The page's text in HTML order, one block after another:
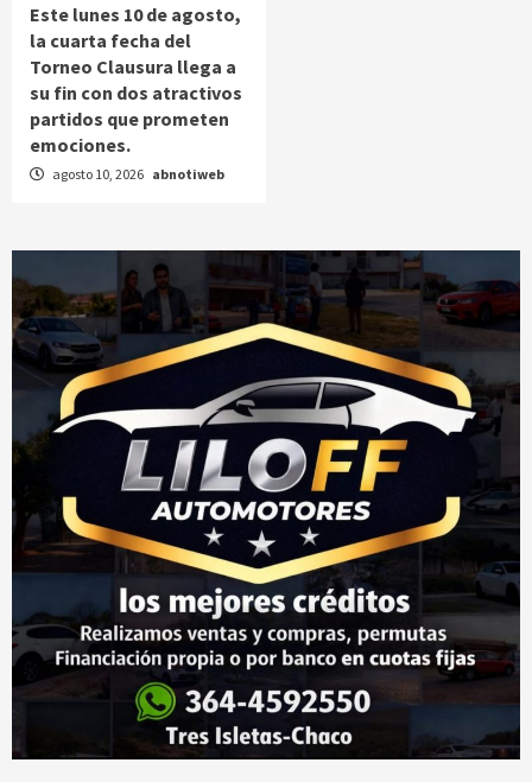
Este lunes 10 de agosto,
la cuarta fecha del
Torneo Clausura llega a
su fin con dos atractivos
partidos que prometen
emociones.
agosto 10, 2026 abnotiweb